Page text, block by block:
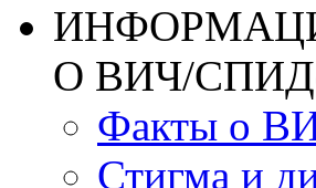
О ВИЧ/
Факты о
Стигма и